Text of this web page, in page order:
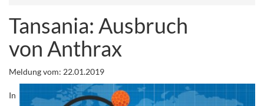
Tansania: Ausbruch
von Anthrax
Meldung vom: 22.01.2019
In